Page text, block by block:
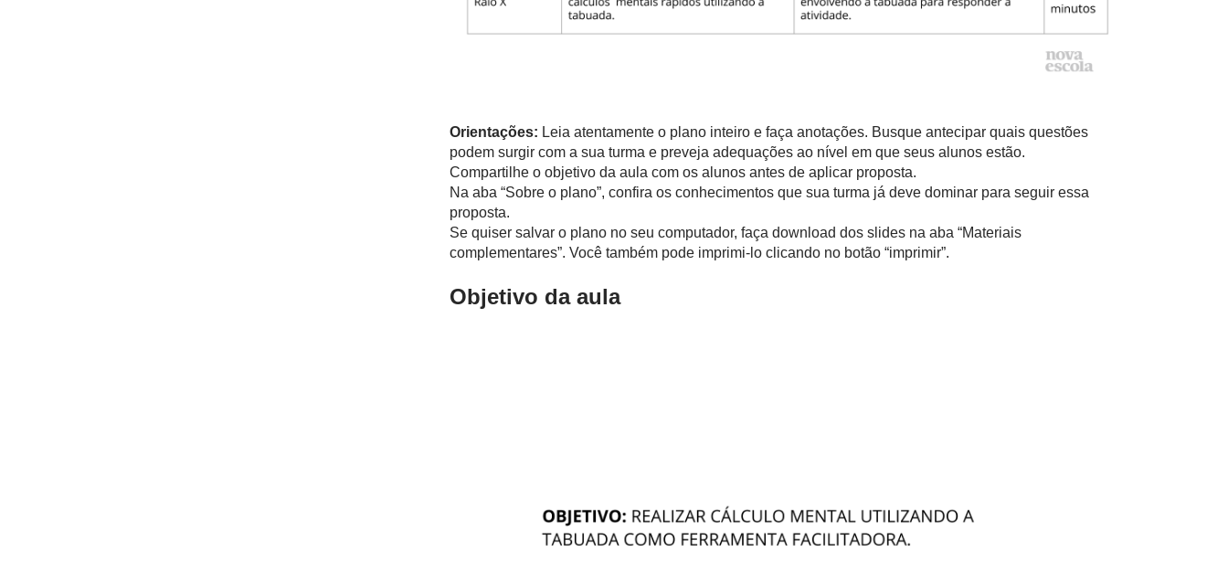
Orientações: Leia atentamente o plano inteiro e faça anotações. Busque antecipar quais questões
podem surgir com a sua turma e preveja adequações ao nível em que seus alunos estão.
Compartilhe o objetivo da aula com os alunos antes de aplicar proposta.
Na aba “Sobre o plano”, confira os conhecimentos que sua turma já deve dominar para seguir essa
proposta.
Se quiser salvar o plano no seu computador, faça download dos slides na aba “Materiais
complementares”. Você também pode imprimi-lo clicando no botão “imprimir”.
Objetivo da aula